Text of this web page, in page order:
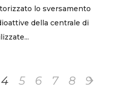
lo sversamento
della centrale di
4 5 6 7 8
9